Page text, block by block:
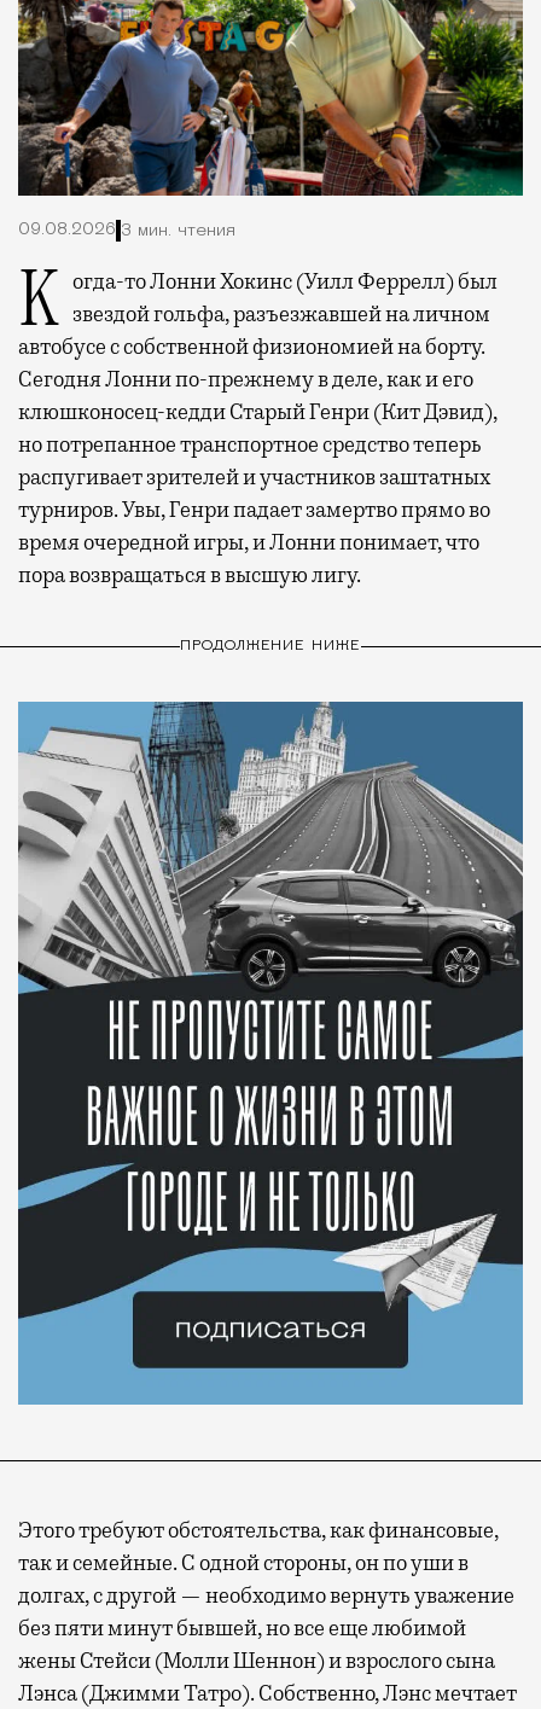
09.08.2026 3 мин. чтения
Когда-то Лонни Хокинс (Уилл Феррелл) был звездой гольфа, разъезжавшей на личном
автобусе с собственной физиономией на борту.
Сегодня Лонни по-прежнему в деле, как и его
клюшконосец-кедди Старый Генри (Кит Дэвид),
но потрепанное транспортное средство теперь
распугивает зрителей и участников заштатных
турниров. Увы, Генри падает замертво прямо во
время очередной игры, и Лонни понимает, что
пора возвращаться в высшую лигу.
ПРОДОЛЖЕНИЕ НИЖЕ
Этого требуют обстоятельства, как финансовые,
так и семейные. С одной стороны, он по уши в
долгах, с другой — необходимо вернуть уважение
без пяти минут бывшей, но все еще любимой
жены Стейси (Молли Шеннон) и взрослого сына
Лэнса (Джимми Татро). Собственно, Лэнс мечтает